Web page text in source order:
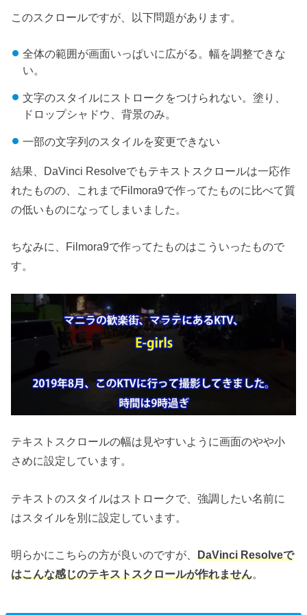
このスクロールですが、以下問題があります。
全体の範囲が画面いっぱいに広がる。幅を調整できな
い。
文字のスタイルにストロークをつけられない。塗り、
ドロップシャドウ、背景のみ。
一部の文字列のスタイルを変更できない
結果、DaVinci Resolveでもテキストスクロールは一応作
れたものの、これまでFilmora9で作ってたものに比べて質
の低いものになってしまいました。
ちなみに、Filmora9で作ってたものはこういったもので
す。
テキストスクロールの幅は見やすいように画面のやや小
さめに設定しています。
テキストのスタイルはストロークで、強調したい名前に
はスタイルを別に設定しています。
明らかにこちらの方が良いのですが、DaVinci Resolveで
はこんな感じのテキストスクロールが作れません。